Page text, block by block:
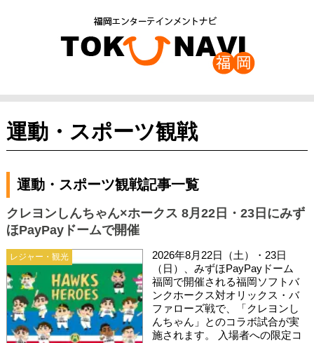
運動・スポーツ観戦
運動・スポーツ観戦記事一覧
レジャー・観光
クレヨンしんちゃん×ホークス 8月22日・23日にみず
ほPayPayドームで開催
2026年8月22日（土）・23日
（日）、みずほPayPayドーム
福岡で開催される福岡ソフトバ
ンクホークス対オリックス・バ
ファローズ戦で、「クレヨンし
んちゃん」とのコラボ試合が実
施されます。 入場者への限定コ